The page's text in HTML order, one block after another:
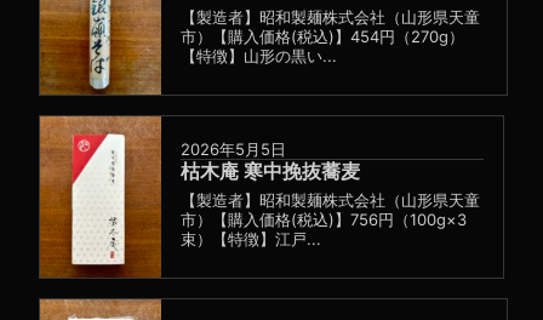
【製造者】昭和製麺株式会社（山形県天童
市）【購入価格(税込)】454円（270g）
【特徴】山形の黒い...
2026年5月5日
枯木庵 寒中挽抜蕎麦
【製造者】昭和製麺株式会社（山形県天童
市）【購入価格(税込)】756円（100g×3
束）【特徴】江戸...